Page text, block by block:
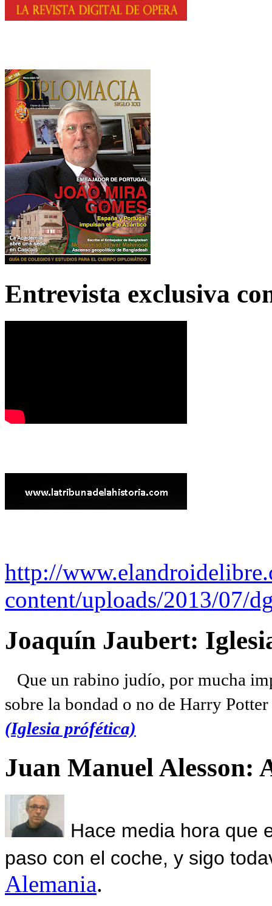
Entrevista exclusiva
http://
content/uploads/2013/07/
Joaquín Jaubert:
Que un rabino judío, por mucha
sobre la bondad o no de Harry
(Iglesia prófética)
Juan Manuel Alesson:
Hace media hora que
paso con el coche, y sigo
Alemania.